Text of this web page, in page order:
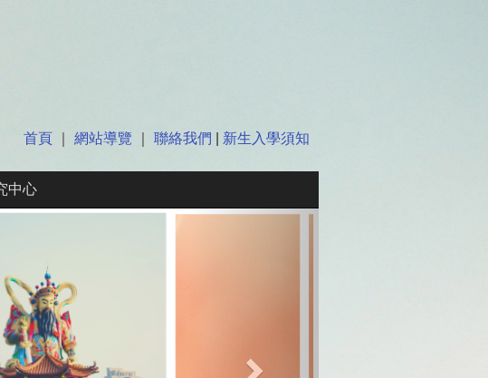
首頁 網站導覽 聯絡我們 新生入學須知
中心
Next